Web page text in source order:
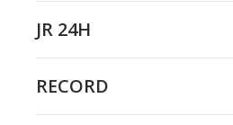
JR 24H
RECORD